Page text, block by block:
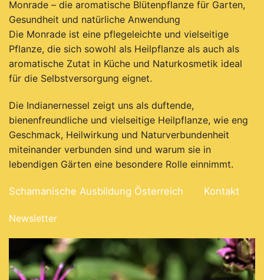
Monrade – die aromatische Blütenpflanze für Garten,
Gesundheit und natürliche Anwendung
Die Monrade ist eine pflegeleichte und vielseitige
Pflanze, die sich sowohl als Heilpflanze als auch als
aromatische Zutat in Küche und Naturkosmetik ideal
für die Selbstversorgung eignet.
Die Indianernessel zeigt uns als duftende,
bienenfreundliche und vielseitige Heilpflanze, wie eng
Geschmack, Heilwirkung und Naturverbundenheit
miteinander verbunden sind und warum sie in
lebendigen Gärten eine besondere Rolle einnimmt.
Schamanische Ausbildung Österreich Kontakt
Newsletter